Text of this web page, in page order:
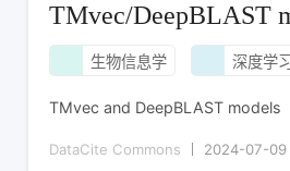
TMvec/DeepBLAST
生物信息学 深度学
TMvec and DeepBLAST models
DataCite Commons
2024-07-09